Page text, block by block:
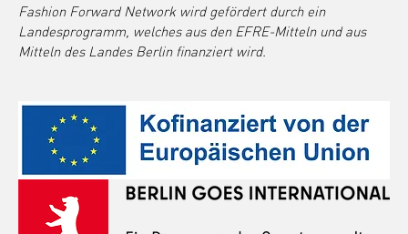
Fashion Forward Network wird gefördert durch ein
Landesprogramm, welches aus den EFRE-Mitteln und aus
Mitteln des Landes Berlin finanziert wird.